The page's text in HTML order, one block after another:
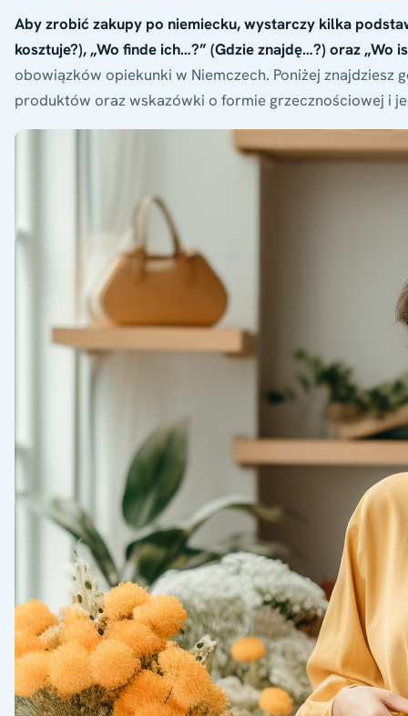
Aby zrobić zakupy po niemiecku, wystarczy kilka
kosztuje?), „Wo finde ich…?” (Gdzie znajdę…?) oraz „Wo
obowiązków opiekunki w Niemczech. Poniżej
produktów oraz wskazówki o formie grzecznościowej i